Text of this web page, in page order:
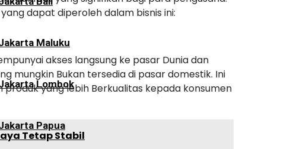
Maluku
Lombok
Papua
dapat diperoleh dalam bisnis ini:
akses langsung ke pasar Dunia dan
mungkin Bukan tersedia di pasar domestik. Ini
yang lebih Berkualitas kepada konsumen
Tetap Stabil